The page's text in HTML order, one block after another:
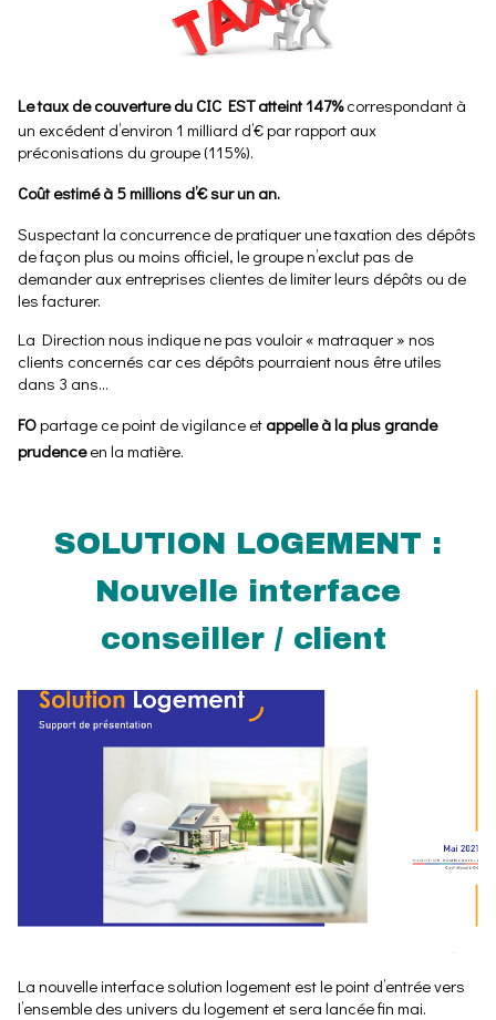
Le taux de couverture du CIC EST atteint 147%correspondant à
un excédent d’environ 1 milliard d’€ par rapport aux
préconisations du groupe (115%).
Coût estimé à 5 millions d’€ sur un an.
Suspectant la concurrence de pratiquer une taxation des dépôts
de façon plus ou moins officiel, le groupe n’exclut pas de
demander aux entreprises clientes de limiter leurs dépôts ou de
les facturer.
La Direction nous indique ne pas vouloir « matraquer » nos
clients concernés car ces dépôts pourraient nous être utiles
dans 3 ans…
FOpartage ce point de vigilance et appelle à la plus grande
prudenceen la matière.
SOLUTION LOGEMENT :
Nouvelle interface
conseiller / client
La nouvelle interface solution logement est le point d’entrée vers
l’ensemble des univers du logement et sera lancée fin mai.